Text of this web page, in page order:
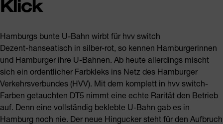
Klick
Hamburgs bunte U-Bahn wirbt für hvv switch
Dezent-hanseatisch in silber-rot, so kennen Hamburgerinnen
und Hamburger ihre U-Bahnen. Ab heute allerdings mischt
sich ein ordentlicher Farbkleks ins Netz des Hamburger
Verkehrsverbundes (HVV). Mit dem komplett in hvv switch-
Farben getauchten DT5 nimmt eine echte Rarität den Betrieb
auf. Denn eine vollständig beklebte U-Bahn gab es in
Hamburg noch nie. Der neue Hingucker steht für den Aufbruch